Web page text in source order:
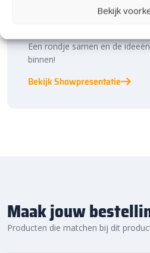
Bekijk
binnen én buiten. Hier ontdek
bestratingstrends, zie je
Een rondje samen en de
binnen!
Bekijk Showpresentatie
Maak jouw
Producten die matchen bij dit